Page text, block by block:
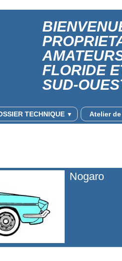
FLORIDE
SUD-
TECHNIQUE ▼ Atelier
Nogaro